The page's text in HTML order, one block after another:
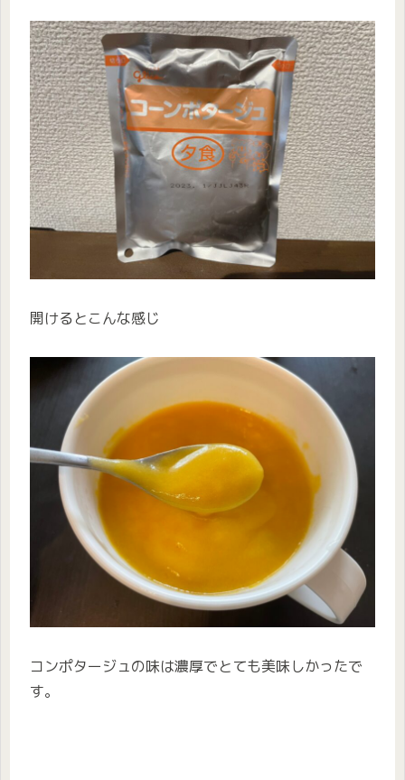
開けるとこんな感じ
コンポタージュの味は濃厚でとても美味しかったで
す。